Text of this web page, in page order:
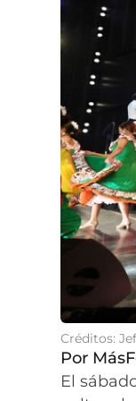
Créditos:
Por
El